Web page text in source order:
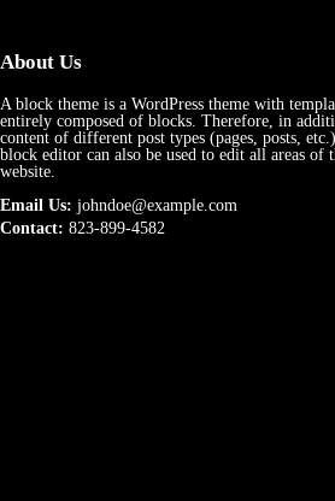
About Us
A block theme is a WordPress theme with
entirely composed of blocks. Therefore, in
content of different post types (pages, posts,
block editor can also be used to edit all areas of
website.
Email Us: johndoe@example.com
Contact: 823-899-4582